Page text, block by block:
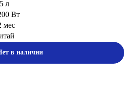
л
Вт
мес
в наличии